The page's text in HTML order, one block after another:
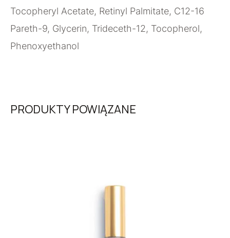
Tocopheryl Acetate, Retinyl Palmitate, C12-16
Pareth-9, Glycerin, Trideceth-12, Tocopherol,
Phenoxyethanol
PRODUKTY POWIĄZANE